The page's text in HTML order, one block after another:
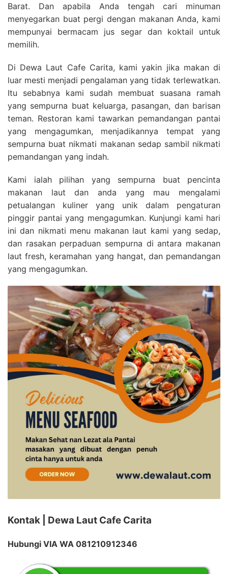
Barat. Dan apabila Anda tengah cari minuman
menyegarkan buat pergi dengan makanan Anda, kami
mempunyai bermacam jus segar dan koktail untuk
memilih.
Di Dewa Laut Cafe Carita, kami yakin jika makan di
luar mesti menjadi pengalaman yang tidak terlewatkan.
Itu sebabnya kami sudah membuat suasana ramah
yang sempurna buat keluarga, pasangan, dan barisan
teman. Restoran kami tawarkan pemandangan pantai
yang mengagumkan, menjadikannya tempat yang
sempurna buat nikmati makanan sedap sambil nikmati
pemandangan yang indah.
Kami ialah pilihan yang sempurna buat pencinta
makanan laut dan anda yang mau mengalami
petualangan kuliner yang unik dalam pengaturan
pinggir pantai yang mengagumkan. Kunjungi kami hari
ini dan nikmati menu makanan laut kami yang sedap,
dan rasakan perpaduan sempurna di antara makanan
laut fresh, keramahan yang hangat, dan pemandangan
yang mengagumkan.
Kontak | Dewa Laut Cafe Carita
Hubungi VIA WA 081210912346